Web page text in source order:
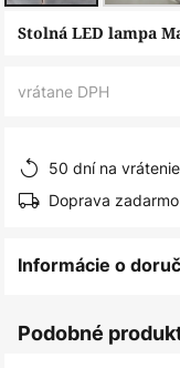
Preskočiť
Stolná LED lampa
vrátane DPH
50 dní na vrátenie
Doprava
Informácie o
Podobné